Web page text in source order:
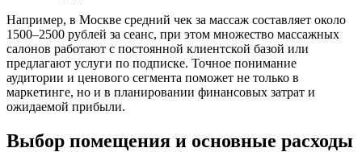
Например, в Москве средний чек за массаж составляет около
1500–2500 рублей за сеанс, при этом множество массажных
салонов работают с постоянной клиентской базой или
предлагают услуги по подписке. Точное понимание
аудитории и ценового сегмента поможет не только в
маркетинге, но и в планировании финансовых затрат и
ожидаемой прибыли.
Выбор помещения и основные расходы